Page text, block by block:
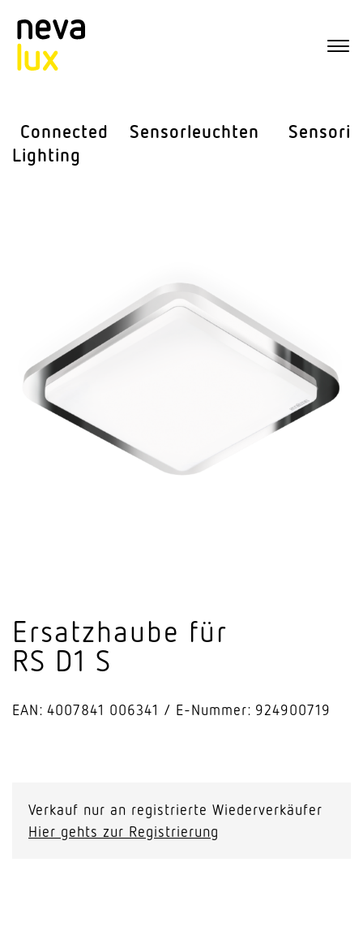
Connected
Lighting
Sensor­leuchten Sensorik
Ersatz­haube für
RS D1 S
EAN: 4007841 006341 E-Nummer: 924900719
Verkauf nur an registrierte Wiederverkäufer
Hier gehts zur Registrierung